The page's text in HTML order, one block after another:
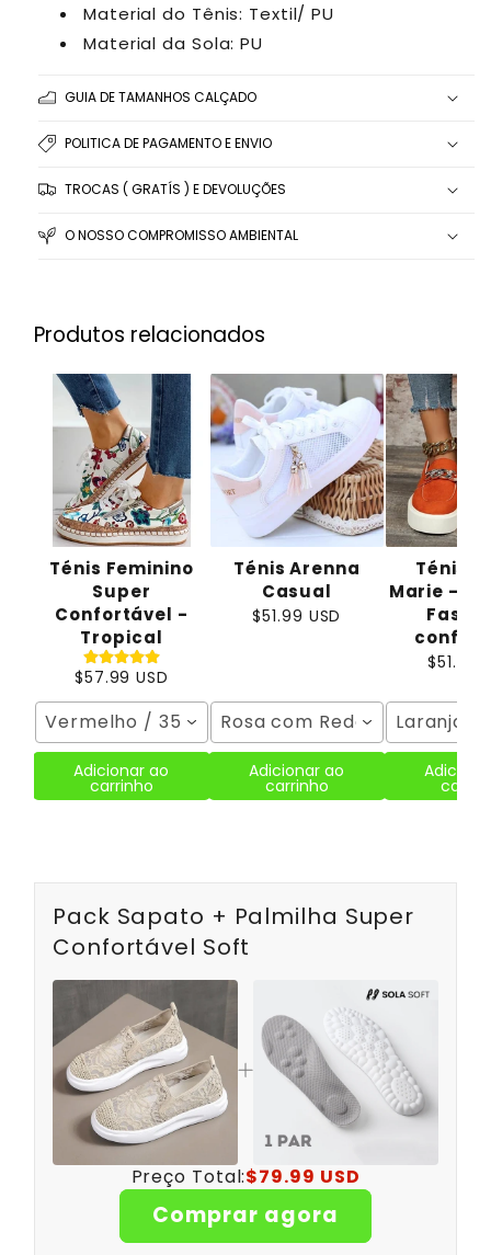
Material do Tênis: Textil/ PU
Material da Sola: PU
GUIA DE TAMANHOS CALÇADO
POLITICA DE PAGAMENTO E ENVIO
TROCAS ( GRATÍS ) E DEVOLUÇÕES
O NOSSO COMPROMISSO AMBIENTAL
Produtos relacionados
Ténis Feminino
Super
Confortável -
Tropical
$57.99 USD
Vermelho / 35
Adicionar ao
carrinho
Ténis Arenna
Casual
$51.99 USD
Rosa com Rede / 35
Adicionar ao
carrinho
Ténis
Marie -
$51.99
Laranja /
Pack Sapato + Palmilha Super
Confortável Soft
Preço Total:$79.99 USD
Comprar agora